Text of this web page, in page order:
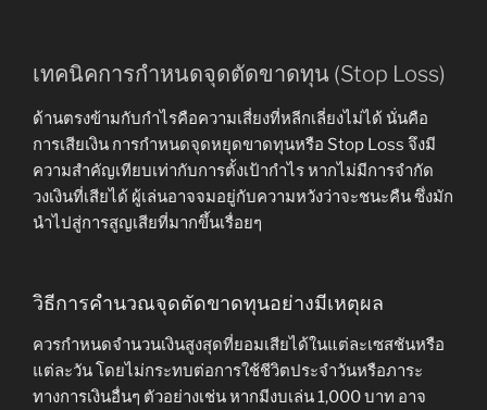
เทคนิคการกำหนดจุดตัดขาดทุน (Stop Loss)
ด้านตรงข้ามกับกำไรคือความเสี่ยงที่หลีกเลี่ยงไม่ได้ นั่นคือ
การเสียเงิน การกำหนดจุดหยุดขาดทุนหรือ Stop Loss จึงมี
ความสำคัญเทียบเท่ากับการตั้งเป้ากำไร หากไม่มีการจำกัด
วงเงินที่เสียได้ ผู้เล่นอาจจมอยู่กับความหวังว่าจะชนะคืน ซึ่งมัก
นำไปสู่การสูญเสียที่มากขึ้นเรื่อยๆ
วิธีการคำนวณจุดตัดขาดทุนอย่างมีเหตุผล
ควรกำหนดจำนวนเงินสูงสุดที่ยอมเสียได้ในแต่ละเซสชันหรือ
แต่ละวัน โดยไม่กระทบต่อการใช้ชีวิตประจำวันหรือภาระ
ทางการเงินอื่นๆ ตัวอย่างเช่น หากมีงบเล่น 1,000 บาท อาจ